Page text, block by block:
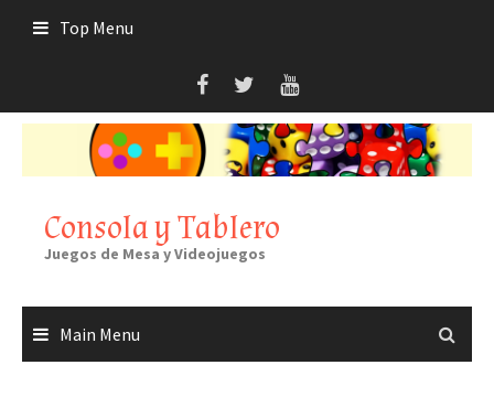
Top Menu
Consola y Tablero
Juegos de Mesa y Videojuegos
Main Menu